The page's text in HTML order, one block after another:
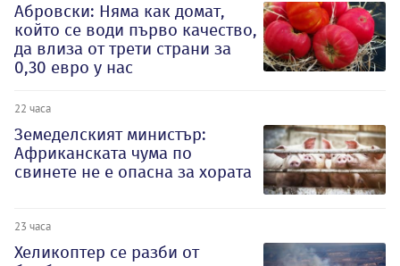
Абровски: Няма как домат,
който се води първо качество,
да влиза от трети страни за
0,30 евро у нас
22 часа
Земеделският министър:
Африканската чума по
свинете не е опасна за хората
23 часа
Хеликоптер се разби от